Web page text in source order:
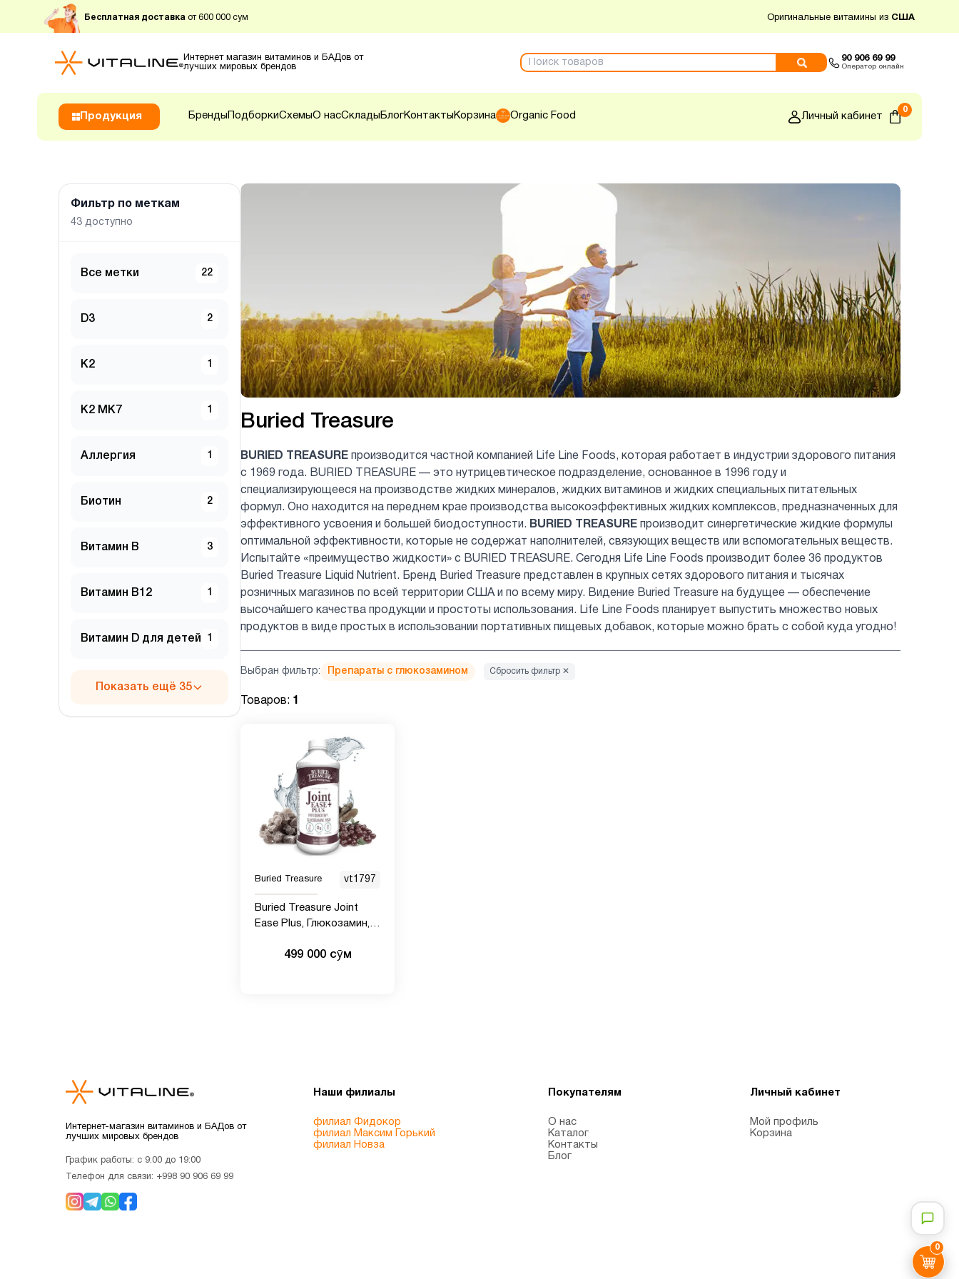
Бесплатная доставка от 600 000 сум Оригинальные витамины из США
Интернет магазин витаминов и БАДов от
лучших мировых брендов
90 906 69 99
Оператор онлайн
Продукция Бренды ПодборкиСхемыО насСклады БлогКонтакты Корзина Organic Food Личный кабинет
0
0
Фильтр по меткам
43 доступно
Все метки 22
D3 2
K2 1
K2 MK7 1
Аллергия 1
Биотин 2
Витамин B 3
Витамин B12 1
Витамин D для детей 1
Показать ещё 35
Buried Treasure
BURIED TREASURE производится частной компанией Life Line Foods, которая работает в индустрии здорового питания
с 1969 года. BURIED TREASURE — это нутрицевтическое подразделение, основанное в 1996 году и
специализирующееся на производстве жидких минералов, жидких витаминов и жидких специальных питательных
формул. Оно находится на переднем крае производства высокоэффективных жидких комплексов, предназначенных для
эффективного усвоения и большей биодоступности. BURIED TREASURE производит синергетические жидкие формулы
оптимальной эффективности, которые не содержат наполнителей, связующих веществ или вспомогательных веществ.
Испытайте «преимущество жидкости» с BURIED TREASURE. Сегодня Life Line Foods производит более 36 продуктов
Buried Treasure Liquid Nutrient. Бренд Buried Treasure представлен в крупных сетях здорового питания и тысячах
розничных магазинов по всей территории США и по всему миру. Видение Buried Treasure на будущее — обеспечение
высочайшего качества продукции и простоты использования. Life Line Foods планирует выпустить множество новых
продуктов в виде простых в использовании портативных пищевых добавок, которые можно брать с собой куда угодно!
Выбран фильтр: Препараты с глюкозамином Сбросить фильтр ✕
Товаров: 1
Buried Treasure vt1797
Buried Treasure Joint
Ease Plus, Глюкозамин,
куркумой, Добавка для
499 000 сӯм
Интернет-магазин витаминов и БАДов от
лучших мировых брендов
График работы: с 9:00 до 19:00
Телефон для связи: +998 90 906 69 99
Наши филиалы
филиал Фидокор
филиал Максим Горький
филиал Новза
Покупателям
О нас
Каталог
Контакты
Блог
Личный кабинет
Мой профиль
Корзина